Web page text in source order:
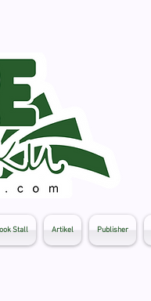
Stall Artikel Publisher